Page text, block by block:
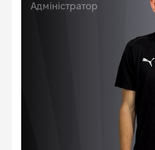
Адміністратор